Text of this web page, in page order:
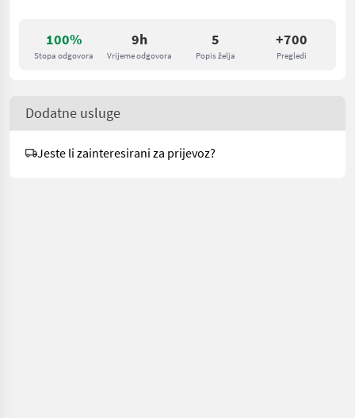
100%
Stopa odgovora
9h
Vrijeme odgovora
5
Popis želja
+700
Pregledi
Dodatne usluge
Jeste li zainteresirani za prijevoz?